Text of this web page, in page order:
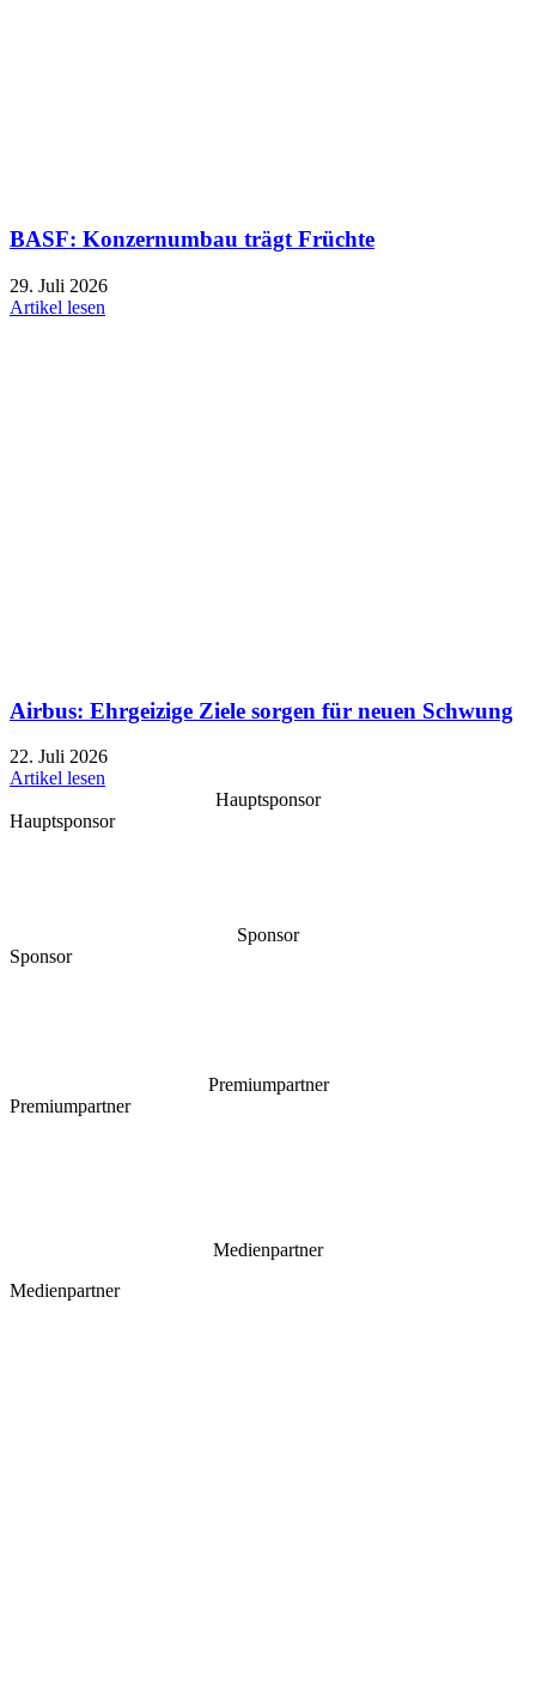
BASF: Konzernumbau trägt Früchte
29. Juli 2026
Artikel lesen
Airbus: Ehrgeizige Ziele sorgen für neuen Schwung
22. Juli 2026
Artikel lesen
Hauptsponsor
Hauptsponsor
Sponsor
Sponsor
Premiumpartner
Premiumpartner
Medienpartner
Medienpartner